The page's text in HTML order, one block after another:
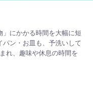
にかかる時間を大幅に短
ン・お皿も、予洗いして
れ、趣味や休息の時間を